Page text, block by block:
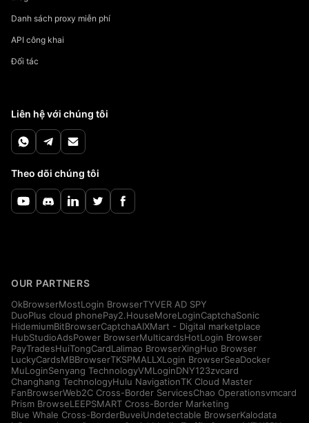
Danh sách proxy miễn phí
API công khai
Đối tác
Liên hệ với chúng tôi
Theo dõi chúng tôi
OUR PARTNERS
OkBrowserMostLogin BrowserTYVER AD SPY
DuoPlus cloud phonePay2.HouseMoreLoginCaptchaSonic
HidemiumBitBrowserCaptchaAIXMart - Digital marketplace
HubStudioAdsPower BrowserMulticardsHotLogin Browser
PayTradesHuiTongCardLalimao BrowserXingHuo Browser
LuckyCardsMBBrowserTKSPMALLXLogin BrowserSeaDocker
MuLoginSenyang TechnologyVMLoginDNY123zvcard
Changhang TechnologyHulu NavigationTK Cloud Master
FanBrowserWeb2C Cross-Border ServicesChao Operationsvmcard
Prism BrowseLEEPSMART Cross-Border Marketing
Blue Whale Cross-BorderBuveiUndetectable BrowserKalodata